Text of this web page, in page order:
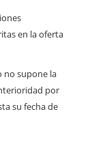
en la oferta
no supone la
por
su fecha de